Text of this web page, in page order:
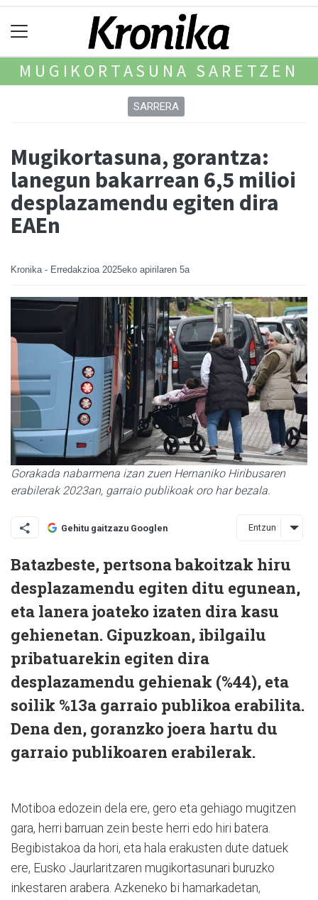
MUGIKORTASUNA SARETZEN
SARRERA
Mugikortasuna, gorantza:
lanegun bakarrean 6,5 milioi
desplazamendu egiten dira
EAEn
Kronika - Erredakzioa 2025eko apirilaren 5a
Gorakada nabarmena izan zuen Hernaniko Hiribusaren
erabilerak 2023an, garraio publikoak oro har bezala.
Gehitu gaitzazu Googlen Entzun
Batazbeste, pertsona bakoitzak hiru
desplazamendu egiten ditu egunean,
eta lanera joateko izaten dira kasu
gehienetan. Gipuzkoan, ibilgailu
pribatuarekin egiten dira
desplazamendu gehienak (%44), eta
soilik %13a garraio publikoa erabilita.
Dena den, goranzko joera hartu du
garraio publikoaren erabilerak.
Motiboa edozein dela ere, gero eta gehiago mugitzen
gara, herri barruan zein beste herri edo hiri batera.
Begibistakoa da hori, eta hala erakusten dute datuek
ere, Eusko Jaurlaritzaren mugikortasunari buruzko
inkestaren arabera. Azkeneko bi hamarkadetan,